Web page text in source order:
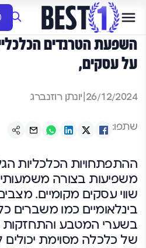
השפעת הטרנדים
על עסקים,
26/12/2024 יונתן רוזנברג
שתפו:
ההתפתחויות הכלכליות
משפיעות בצורה
שווי עסקים מקומיים.
בינלאומיים כמו משברים
בשערי המטבע והתחזקות
של כלכלה מסוימת